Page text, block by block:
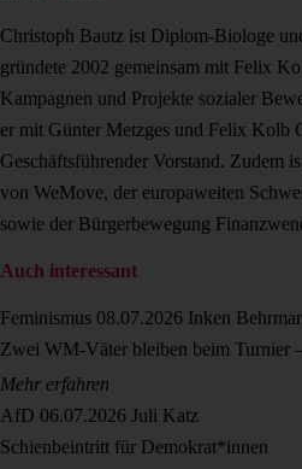
Christoph Bautz ist Diplom-Biologe
gründete 2002 gemeinsam mit Felix
Kampagnen und Projekte sozialer
er mit Günter Metzges und Felix Kolb
Geschäftsführender Vorstand. Zudem
von WeMove, der europaweiten
sowie der Bürgerbewegung
Auch interessant
Feminismus 08.07.2026 Inken
Zwei WM-Väter bleiben beim Turnier
Mehr erfahren
AfD 06.07.2026 Juli Katz
Schienbeintritt für Demokrat*innen